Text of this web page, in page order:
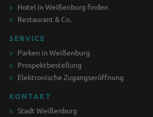
Hotel in Weißenburg finden
Restaurant & Co.
SERVICE
Parken in Weißenburg
Prospektbestellung
Elektronische Zugangseröffnung
KONTAKT
Stadt Weißenburg